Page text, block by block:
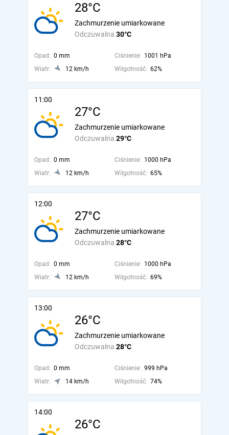
28°C
Odczuwalna 30°C
Zachmurzenie umiarkowane
Opad: 0 mm Ciśnienie: 1001 hPa
Wiatr:
12 km/h Wilgotność: 62%
11:00
27°C
Odczuwalna 29°C
Zachmurzenie umiarkowane
Opad: 0 mm Ciśnienie: 1000 hPa
Wiatr:
12 km/h Wilgotność: 65%
12:00
27°C
Odczuwalna 28°C
Zachmurzenie umiarkowane
Opad: 0 mm Ciśnienie: 1000 hPa
Wiatr:
12 km/h Wilgotność: 69%
13:00
26°C
Odczuwalna 28°C
Zachmurzenie umiarkowane
Opad: 0 mm Ciśnienie: 999 hPa
Wiatr:
14 km/h Wilgotność: 74%
14:00
26°C